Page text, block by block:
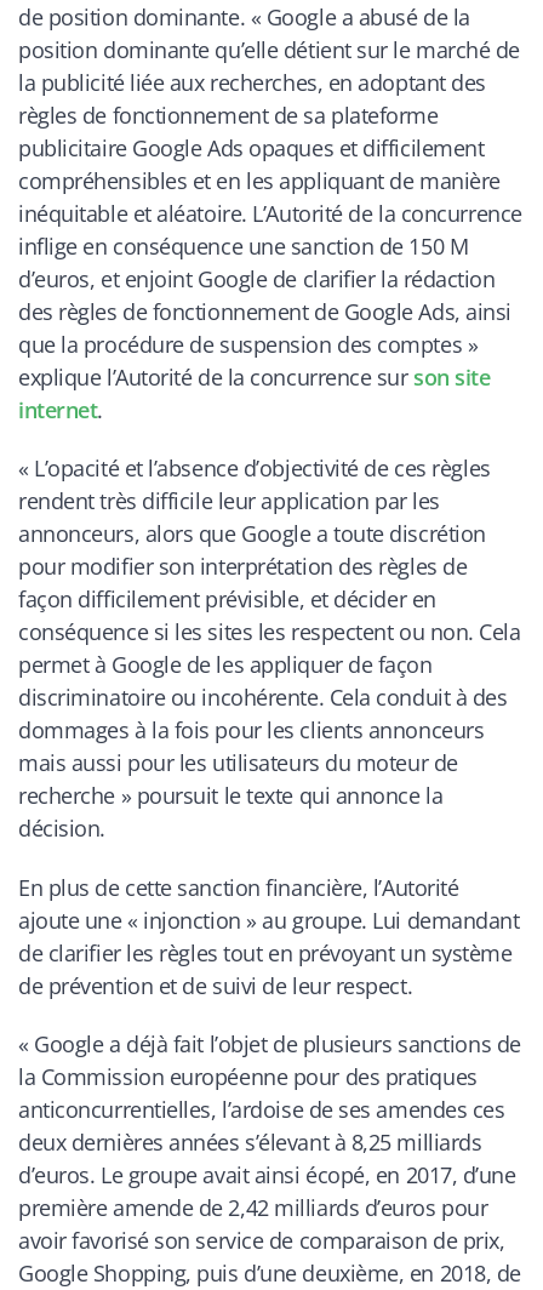
de position dominante. « Google a abusé de la
position dominante qu’elle détient sur le marché de
la publicité liée aux recherches, en adoptant des
règles de fonctionnement de sa plateforme
publicitaire Google Ads opaques et difficilement
compréhensibles et en les appliquant de manière
inéquitable et aléatoire. L’Autorité de la concurrence
inflige en conséquence une sanction de 150 M
d’euros, et enjoint Google de clarifier la rédaction
des règles de fonctionnement de Google Ads, ainsi
que la procédure de suspension des comptes »
explique l’Autorité de la concurrence surson site
internet.
« L’opacité et l’absence d’objectivité de ces règles
rendent très difficile leur application par les
annonceurs, alors que Google a toute discrétion
pour modifier son interprétation des règles de
façon difficilement prévisible, et décider en
conséquence si les sites les respectent ou non. Cela
permet à Google de les appliquer de façon
discriminatoire ou incohérente. Cela conduit à des
dommages à la fois pour les clients annonceurs
mais aussi pour les utilisateurs du moteur de
recherche» poursuit le texte qui annonce la
décision.
En plus de cette sanction financière, l’Autorité
ajoute une « injonction » au groupe. Lui demandant
de clarifier les règles tout en prévoyant un système
de prévention et de suivi de leur respect.
« Google a déjà fait l’objet de plusieurs sanctions de
la Commission européenne pour des pratiques
anticoncurrentielles, l’ardoise de ses amendes ces
deux dernières années s’élevant à 8,25 milliards
d’euros. Le groupe avait ainsi écopé, en 2017, d’une
première amende de 2,42 milliards d’euros pour
avoir favorisé son service de comparaison de prix,
Google Shopping, puis d’une deuxième, en 2018, de